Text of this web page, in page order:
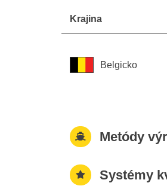
Krajina
Belgicko
Metódy
Systémy